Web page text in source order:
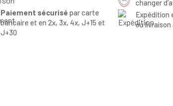
Paiement sécurisé par carte
bancaire et en 2x, 3x, 4x, J+15 et
J+30
changer
Expédition
ou livraison